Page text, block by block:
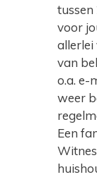
voor
allerlei
van
o.a. e-
weer
Een